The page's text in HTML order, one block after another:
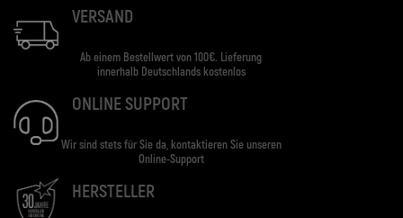
VERSAND
Ab einem Bestellwert von 100€. Lieferung
innerhalb Deutschlands kostenlos
ONLINE SUPPORT
Wir sind stets für Sie da, kontaktieren Sie unseren
Online-Support
HERSTELLER